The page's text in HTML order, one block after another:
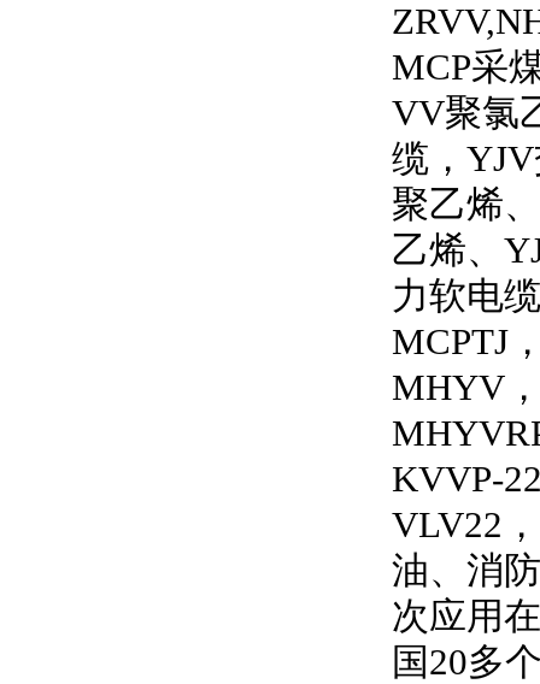
MCP采
VV聚氯
缆， YJV
聚乙烯、
乙烯、
力软电
MCPTJ
MHYV
KVVP-
VLV22 ，
油、消
次应用
国20多